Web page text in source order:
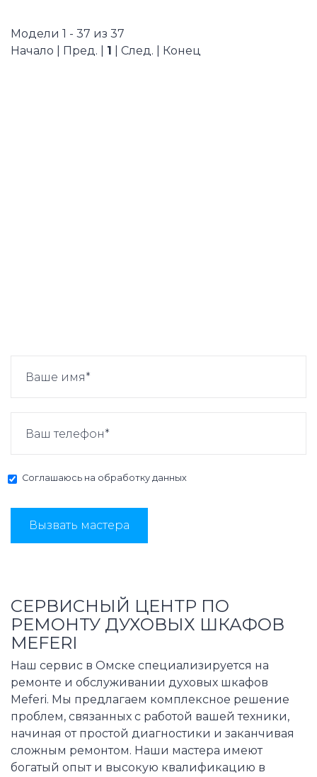
Модели 1 - 37 из 37
Начало | Пред. | 1 | След. | Конец
Соглашаюсь на обработку данных
Вызвать мастера
СЕРВИСНЫЙ ЦЕНТР ПО
РЕМОНТУ ДУХОВЫХ ШКАФОВ
MEFERI
Наш сервис в Омске специализируется на
ремонте и обслуживании духовых шкафов
Meferi. Мы предлагаем комплексное решение
проблем, связанных с работой вашей техники,
начиная от простой диагностики и заканчивая
сложным ремонтом. Наши мастера имеют
богатый опыт и высокую квалификацию в